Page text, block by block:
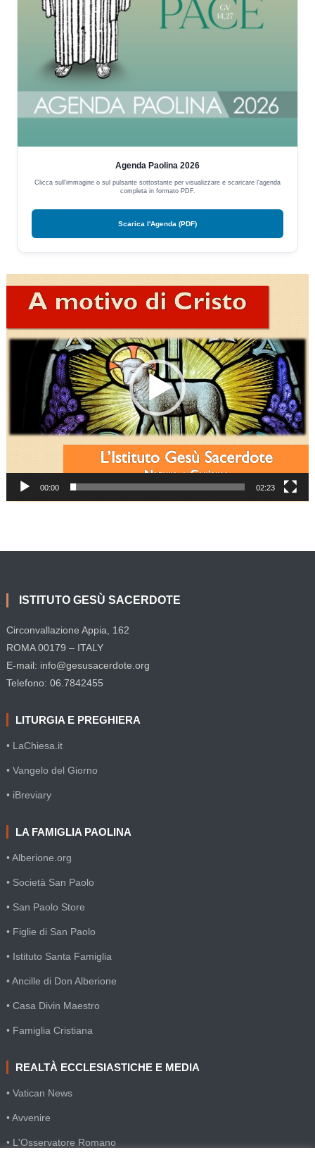
Agenda Paolina 2026
Clicca sull'immagine o sul pulsante sottostante per visualizzare e scaricare l'agenda
completa in formato PDF.
Scarica l'Agenda (PDF)
Player
00:00 02:23
ISTITUTO GESÙ SACERDOTE
Circonvallazione Appia, 162
ROMA 00179 – ITALY
E-mail: info@gesusacerdote.org
Telefono: 06.7842455
LITURGIA E PREGHIERA
• LaChiesa.it
• Vangelo del Giorno
• iBreviary
LA FAMIGLIA PAOLINA
• Alberione.org
• Società San Paolo
• San Paolo Store
• Figlie di San Paolo
• Istituto Santa Famiglia
• Ancille di Don Alberione
• Casa Divin Maestro
• Famiglia Cristiana
REALTÀ ECCLESIASTICHE E MEDIA
• Vatican News
• Avvenire
• L'Osservatore Romano